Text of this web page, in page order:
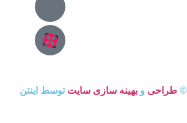
© طراحی و بهینه سازی سایت توسط اینتن